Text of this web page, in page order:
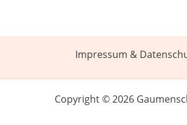
Impressum &
Copyright © 2026